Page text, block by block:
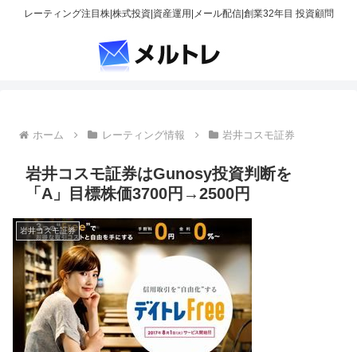
レーティング注目株|株式投資|資産運用|メール配信|創業32年目 投資顧問
ホーム レーティング情報 岩井コスモ証券
岩井コスモ証券はGunosy投資判断を
「A」目標株価3700円→2500円
岩井コスモ証券